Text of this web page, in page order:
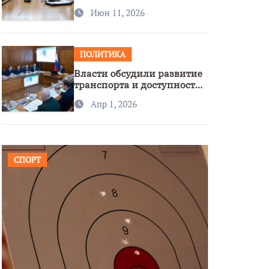
Узбекистаном
Июн 11, 2026
ПОЛИТИКА
Власти обсудили развитие
транспорта и доступность
Апр 1, 2026
СПОРТ